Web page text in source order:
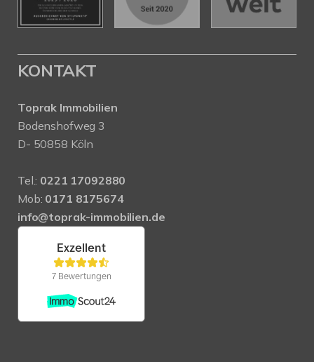
KONTAKT
Toprak Immobilien
Bodenshofweg 3
D- 50858 Köln
Tel.: 0221 17092880
Mob: 0171 8175674
info@toprak-immobilien.de